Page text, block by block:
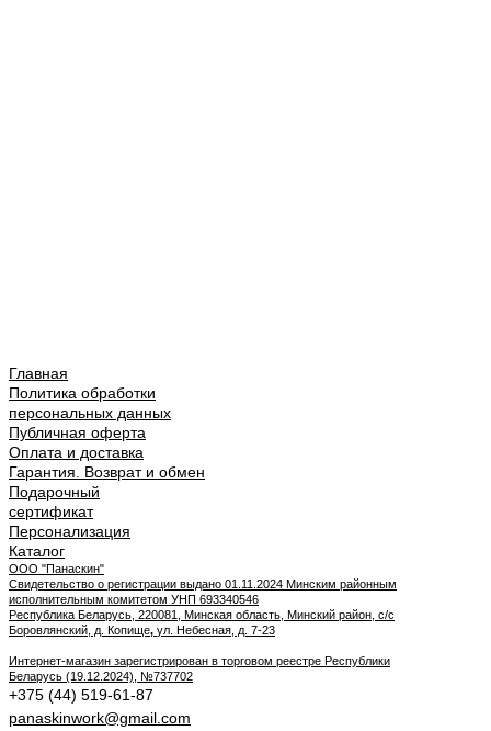
Главная
Политика обработки
персональных данных
Публичная оферта
Оплата и доставка
Гарантия. Возврат и обмен
Подарочный
сертификат
Персонализация
Каталог
ООО "Панаскин"
Свидетельство о регистрации выдано 01.11.2024 Минским районным
исполнительным комитетом УНП 693340546
Республика Беларусь, 220081, Минская область, Минский район, с/с
Боровлянский, д. Копище, ул. Небесная, д. 7-23
Интернет-магазин зарегистрирован в торговом реестре Республики
Беларусь (19.12.2024), №737702
+375 (44) 519-61-87
panaskinwork@gmail.com